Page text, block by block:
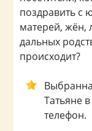
поздравить с
матерей, жён,
дальных
происходит?
Татьяне
телефон.